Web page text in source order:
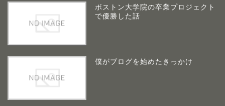
ボストン大学院の卒業プロジェクト
で優勝した話
僕がブログを始めたきっかけ